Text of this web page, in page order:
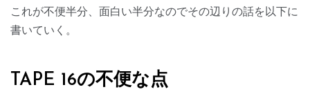
これが不便半分、面白い半分なのでその辺りの話を以下に
書いていく。
TAPE 16の不便な点